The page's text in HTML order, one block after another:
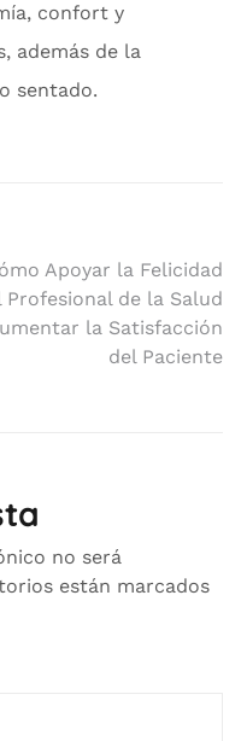
confort y
además de la
sentado.
Apoyar la Felicidad
Profesional de la Salud
la Satisfacción
del Paciente
no será
están marcados